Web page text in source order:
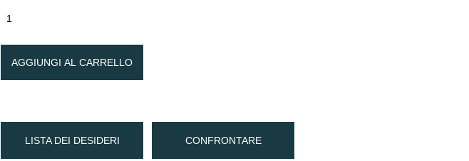
AGGIUNGI AL CARRELLO
LISTA DEI DESIDERI CONFRONTARE